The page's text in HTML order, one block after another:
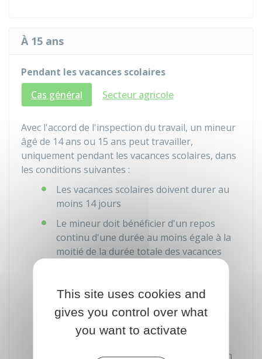
À 15 ans
Pendant les vacances scolaires
Cas général
Secteur agricole
Avec l'accord de l'inspection du travail, un mineur
âgé de 14 ans ou 15 ans peut travailler,
uniquement pendant les vacances scolaires, dans
les conditions suivantes :
Les vacances scolaires doivent durer au
moins 14 jours
Le mineur doit bénéficier d'un repos
continu d'une durée au moins égale à la
moitié de la durée totale des vacances
peut pas travailler plus d'une semaine)
Il est affecté à des travaux légers sans
risque pour sa sécurité (par exemple,
exemple, vibrations mécaniques) ou son
This site uses cookies and
gives you control over what
you want to activate